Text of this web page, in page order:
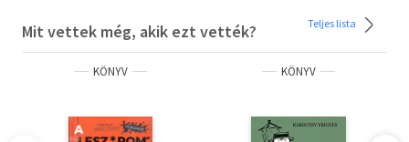
Mit vettek még, akik ezt vették? Teljes lista
KÖNYV KÖNYV